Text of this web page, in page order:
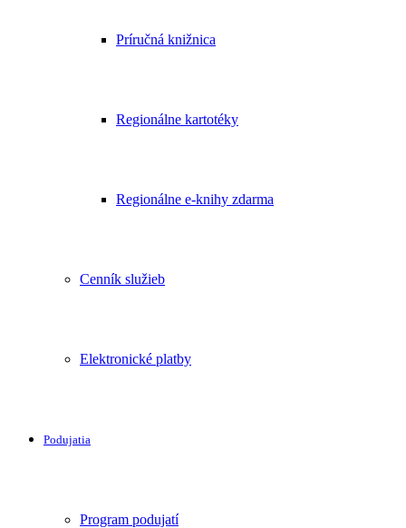
Príručná knižnica
Regionálne kartotéky
Regionálne e-knihy zdarma
Cenník služieb
Elektronické platby
Podujatia
Program podujatí